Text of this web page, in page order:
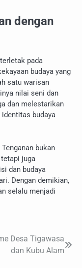
dengan
pada
budaya yang
satu warisan
nilai seni dan
dan melestarikan
budaya
bukan
juga
dan budaya
Dengan demikian,
selalu menjadi
Desa Tigawasa
dan Kubu Alam